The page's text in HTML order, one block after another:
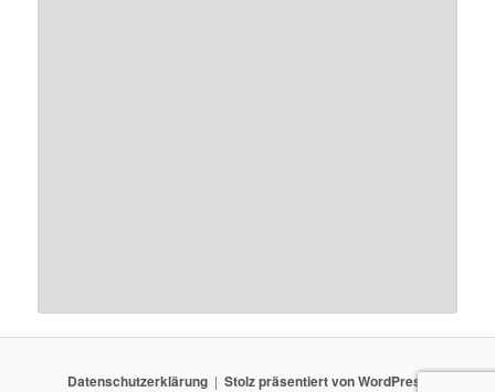
Datenschutzerklärung Stolz präsentiert von WordPress